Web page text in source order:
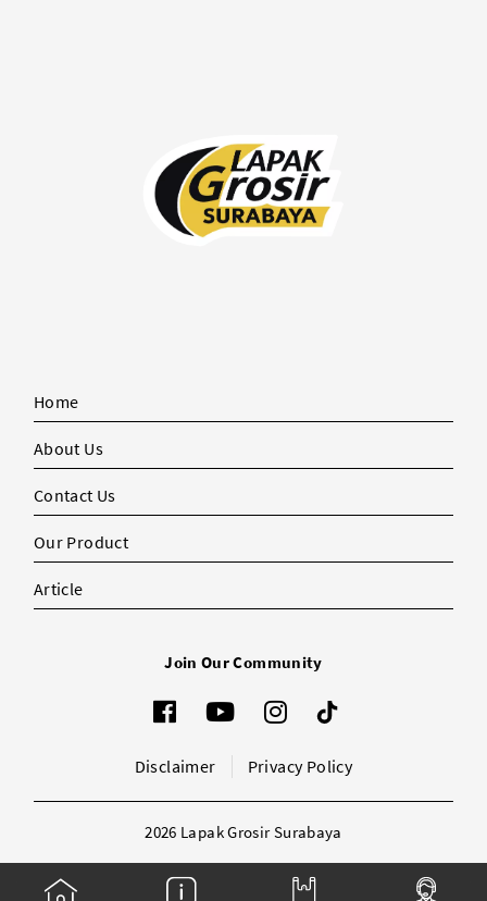
Home
About Us
Contact Us
Our Product
Article
Join Our Community
Disclaimer Privacy Policy
2026 Lapak Grosir Surabaya